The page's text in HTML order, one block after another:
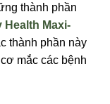
thành phần
Health Maxi-
thành phần này
mắc các bệnh